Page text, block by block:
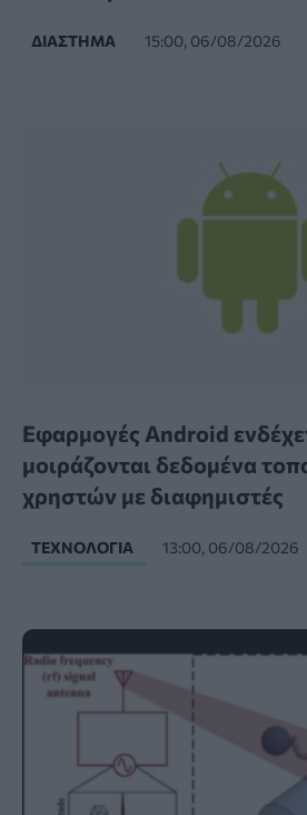
ΔΙΆΣΤΗΜΑ 15:00, 06/08/2026
Εφαρμογές Android
μοιράζονται δεδομένα
χρηστών με διαφημιστές
ΤΕΧΝΟΛΟΓΊΑ 13:00, 06/08/2026